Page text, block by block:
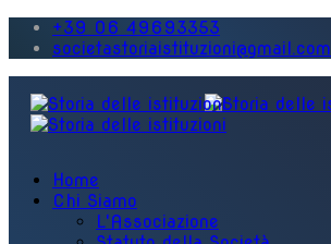
+39 06 49693353
societastoriaistituzioni@gmail.com
Home
Chi Siamo
L'Associazione